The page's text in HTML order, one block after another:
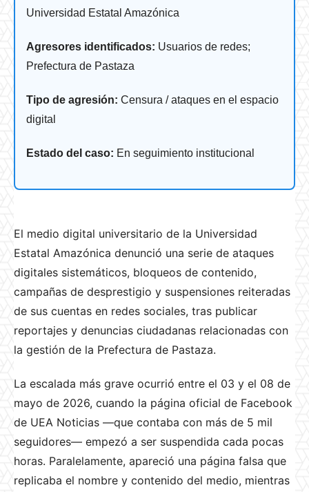
Universidad Estatal Amazónica
Agresores identificados: Usuarios de redes;
Prefectura de Pastaza
Tipo de agresión: Censura / ataques en el espacio
digital
Estado del caso: En seguimiento institucional
El medio digital universitario de la Universidad
Estatal Amazónica denunció una serie de ataques
digitales sistemáticos, bloqueos de contenido,
campañas de desprestigio y suspensiones reiteradas
de sus cuentas en redes sociales, tras publicar
reportajes y denuncias ciudadanas relacionadas con
la gestión de la Prefectura de Pastaza.
La escalada más grave ocurrió entre el 03 y el 08 de
mayo de 2026, cuando la página oficial de Facebook
de UEA Noticias —que contaba con más de 5 mil
seguidores— empezó a ser suspendida cada pocas
horas. Paralelamente, apareció una página falsa que
replicaba el nombre y contenido del medio, mientras